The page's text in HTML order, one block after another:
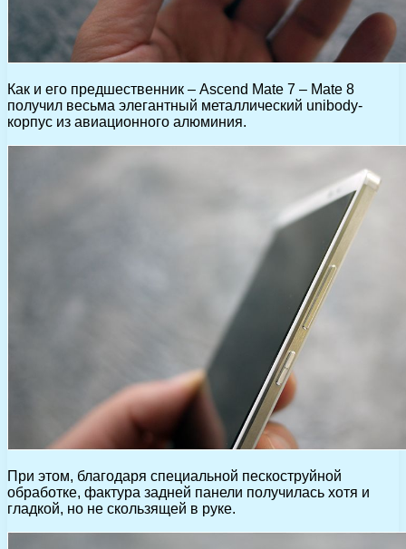
Как и его предшественник – Ascend Mate 7 – Mate 8
получил весьма элегантный металлический unibody-
корпус из авиационного алюминия.
При этом, благодаря специальной пескоструйной
обработке, фактура задней панели получилась хотя и
гладкой, но не скользящей в руке.